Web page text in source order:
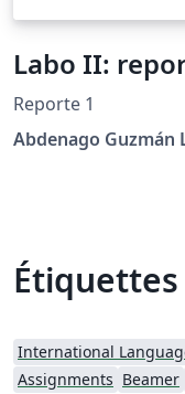
Labo II:
Reporte 1
Abdenago Guzmán
International
Assignments Beamer